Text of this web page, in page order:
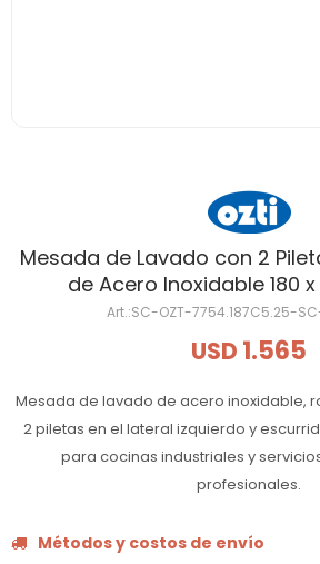
Mesada de Lavado con 2
de Acero Inoxidable 180
SC-OZT-7754.187C5.25-
USD 1.565
Mesada de lavado de acero inoxidable,
2 piletas en el lateral izquierdo y
para cocinas industriales y
profesionales.
Métodos y costos de envío